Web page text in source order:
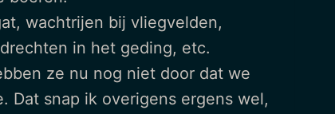
wachtrijen bij vliegvelden,
in het geding, etc.
ze nu nog niet door dat we
Dat snap ik overigens ergens wel,